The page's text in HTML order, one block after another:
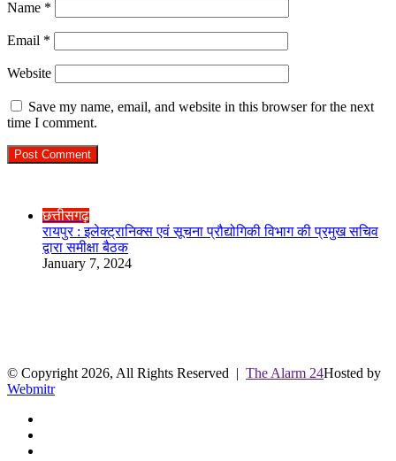
Name *
Email *
Website
Save my name, email, and website in this browser for the next
time I comment.
छत्तीसगढ़
रायपुर : इलेक्ट्रानिक्स एवं सूचना प्रौद्योगिकी विभाग की प्रमुख सचिव
द्वारा समीक्षा बैठक
January 7, 2024
© Copyright 2026, All Rights Reserved | The Alarm 24Hosted by
Webmitr